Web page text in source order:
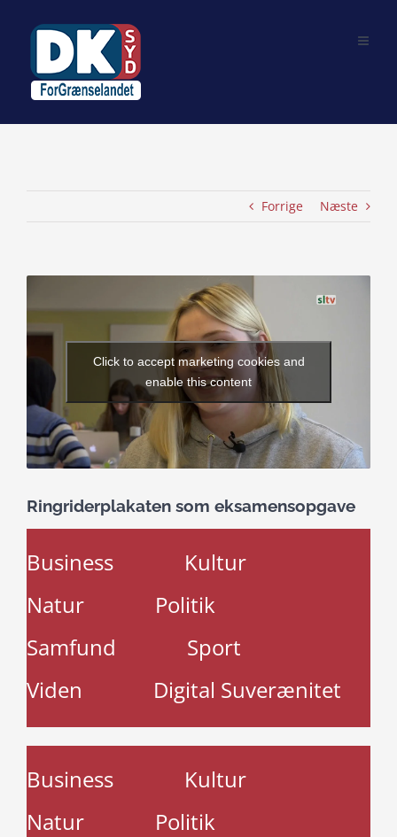
Forrige Næste
Larger
Image
Click to accept marketing cookies and
enable this content
Ringriderplakaten som eksamensopgave
Business
Kultur
Natur
Politik
Samfund
Sport
Viden
Digital Suverænitet
Business
Kultur
Natur
Politik